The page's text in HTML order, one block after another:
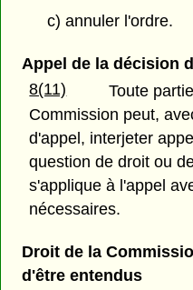
c) annuler l'ordre.
Appel de la décision
8(11)
Toute
Commission peut,
d'appel, interjeter
question de droit ou
s'applique à l'appel
nécessaires.
Droit de la
d'être entendus